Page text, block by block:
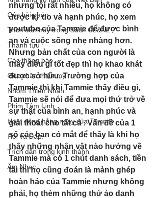
Các bài pháp
Trích dẫn hay trong Sách CL&NL
Thành tựu
Các thông báo
Góc chân thiện mỹ
Nhóm Thiên Nhãn
Phim Tâm Linh
Hoạt động hằng ngày của Tammie
Hỏi và Đáp
Trích dẫn trong kinh thánh
Âm Nhạc
nhưng tội rất nhiều, họ không có
được tự do và hạnh phúc, họ xem
youtube của Tammie để được bình
an và cuộc sống nhẹ nhàng hơn.
Nhưng bản chất của con người là
thấy điều gì tốt đẹp thì họ khao khát
được sở hữu. Trường hợp của
Tammie thì khi Tammie thấy điều gì,
Tammie sẽ nói để đưa mọi thứ trở về
sự thật của bình an, hạnh phúc và
giải thoát cho tất cả . Vấn đề của 1
số các bạn có mắt để thấy là khi họ
thấy những nhân vật nào hướng về
Tammie mà có 1 chút danh sách, tiền
tài thì họ cũng đoán là mảnh ghép
hoàn hảo của Tammie nhưng không
phải, họ thèm những thứ ảo danh